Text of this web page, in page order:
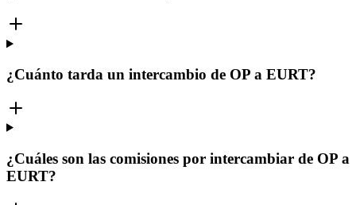
¿Cuánto tarda un intercambio de OP a EURT?
¿Cuáles son las comisiones por intercambiar de OP a
EURT?